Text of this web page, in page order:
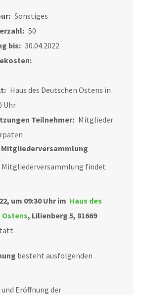
Sonstiges
50
bis: 30.04.2022
Haus des Deutschen Ostens in
Uhr
Teilnehmer: Mitglieder
Mitgliederversammlung
Mitgliederversammlung findet
um 09:30 Uhr im Haus des
Ostens, Lilienberg 5, 81669
besteht ausfolgenden
Eröffnung der